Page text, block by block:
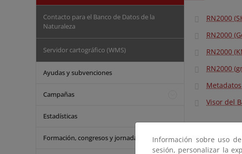
Contacto para el Banco de Datos de la
Naturaleza
Servidor cartográfico (WMS)
Ayudas y subvenciones
Campañas
Estadísticas
Formación, congresos y jornadas
RN2000
RN2000
RN2000
RN2000
Metadatos
Visor del
Información sobre uso
sesión, personalizar la